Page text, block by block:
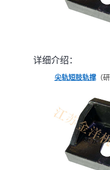
详细介绍：
尖轨短肢轨撑（研